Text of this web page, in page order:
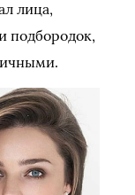
лица,
подбородок,